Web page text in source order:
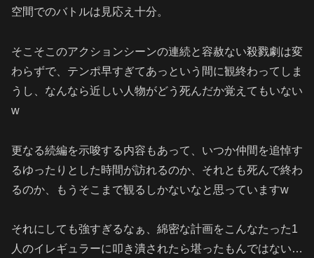
空間でのバトルは見応え十分。
そこそこのアクションシーンの連続と容赦ない殺戮劇は変
わらずで、テンポ早すぎてあっという間に観終わってしま
うし、なんなら近しい人物がどう死んだか覚えてもいない
w
更なる続編を示唆する内容もあって、いつか仲間を追悼す
るゆったりとした時間が訪れるのか、それとも死んで終わ
るのか、もうそこまで観るしかないなと思っていますw
それにしても強すぎるなぁ、綿密な計画をこんなたった1
人のイレギュラーに叩き潰されたら堪ったもんではない…